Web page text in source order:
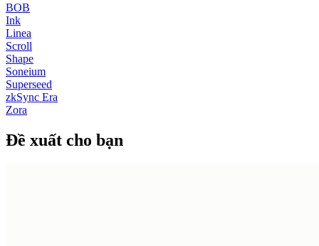
BOB
Ink
Linea
Scroll
Shape
Soneium
Superseed
zkSync Era
Zora
Đề xuất cho bạn